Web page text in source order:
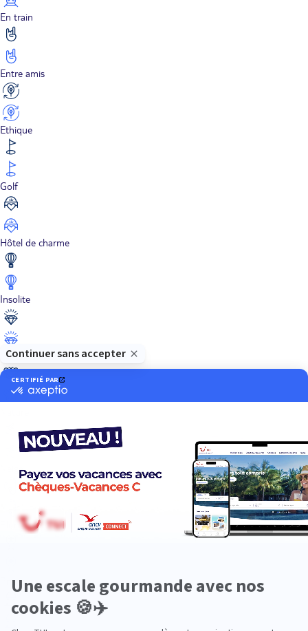
En train
Entre amis
Ethique
Golf
Hôtel de charme
Insolite
Luxe
Neige
Plongée
Premium